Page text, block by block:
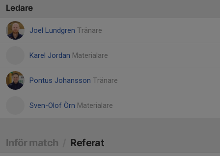
Ledare
Joel Lundgren Tränare
Karel Jordan Materialare
Pontus Johansson Tränare
Sven-Olof Örn Materialare
Inför match
Referat